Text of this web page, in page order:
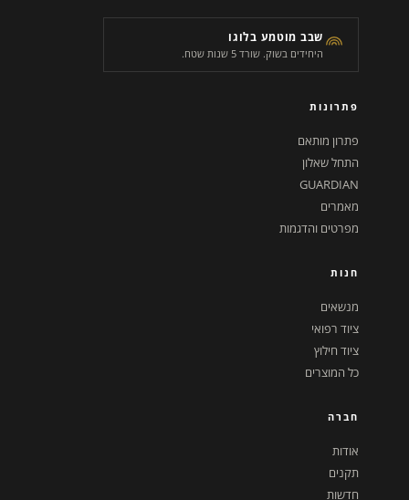
שבב מוטמע בלוגו
היחידים בשוק. שורד 5 שנות שטח.
פתרונות
פתרון מותאם
התחל שאלון
GUARDIAN
מאמרים
מפרטים והדגמות
חנות
מנשאים
ציוד רפואי
ציוד חילוץ
כל המוצרים
חברה
אודות
תקנים
חדשות